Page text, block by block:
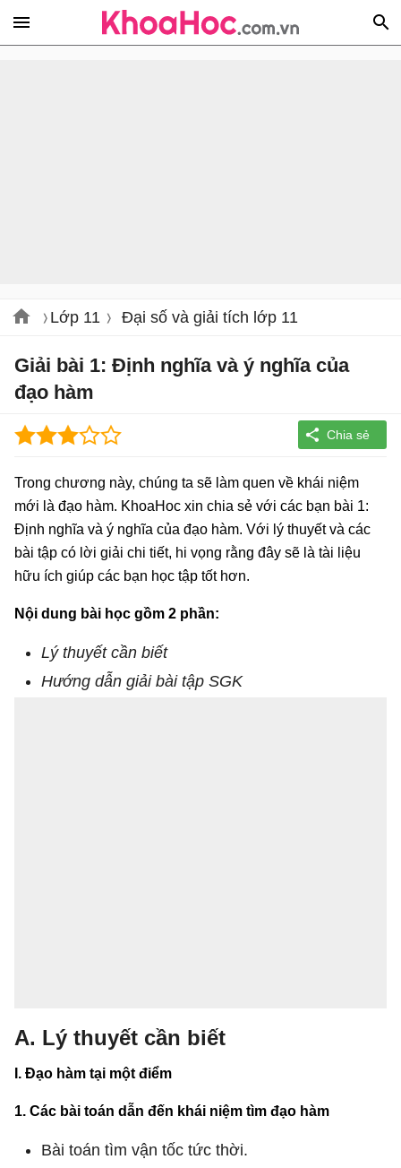
Lớp 11 Đại số và giải tích lớp 11
Giải bài 1: Định nghĩa và ý nghĩa của
đạo hàm
Trong chương này, chúng ta sẽ làm quen về khái niệm
mới là đạo hàm. KhoaHoc xin chia sẻ với các bạn bài 1:
Định nghĩa và ý nghĩa của đạo hàm. Với lý thuyết và các
bài tập có lời giải chi tiết, hi vọng rằng đây sẽ là tài liệu
hữu ích giúp các bạn học tập tốt hơn.
Nội dung bài học gồm 2 phần:
Lý thuyết cần biết
Hướng dẫn giải bài tập SGK
A. Lý thuyết cần biết
I. Đạo hàm tại một điểm
1. Các bài toán dẫn đến khái niệm tìm đạo hàm
Bài toán tìm vận tốc tức thời.